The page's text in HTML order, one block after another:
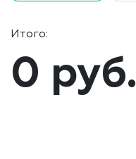
Итого:
0 руб.